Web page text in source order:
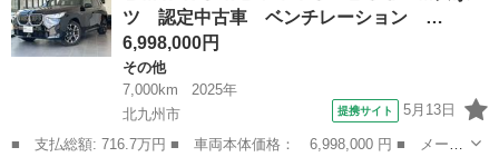
ッケージ...
ツ 認定中古車 ベンチレーション …
6,998,000円
その他
7,000km
2025年
北九州市
提携サイト 5月13日
■ 支払総額: 716.7万円 ■ 車両本体価格： 6,998,000 円 ■ メーカ